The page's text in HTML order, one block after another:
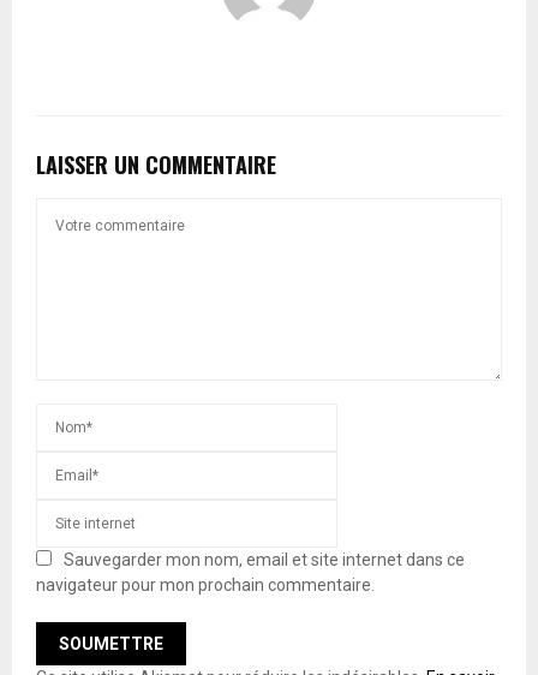
LAISSER UN COMMENTAIRE
Sauvegarder mon nom, email et site internet dans ce
navigateur pour mon prochain commentaire.